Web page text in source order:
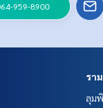
959-8900
รา
ลุม